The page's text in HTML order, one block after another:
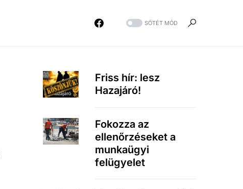
SÖTÉT MÓD
Friss hír: lesz
Hazajáró!
Fokozza az
ellenőrzéseket a
munkaügyi
felügyelet